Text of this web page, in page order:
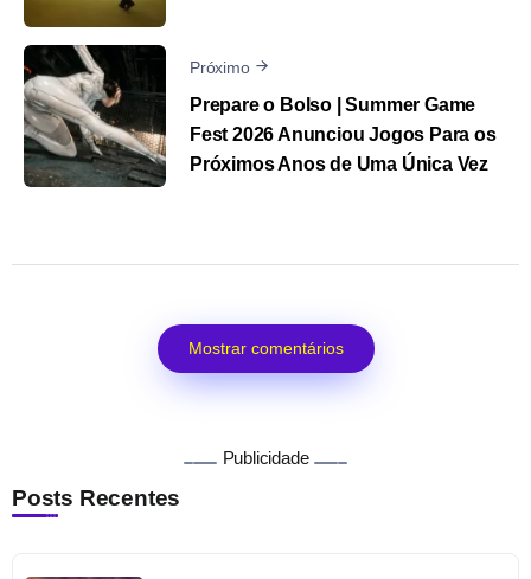
Próximo
Prepare o Bolso | Summer Game
Fest 2026 Anunciou Jogos Para os
Próximos Anos de Uma Única Vez
Mostrar comentários
Publicidade
Posts Recentes